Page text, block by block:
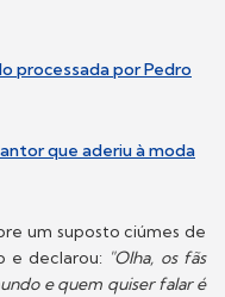
processada por Pedro
que aderiu à moda
um suposto ciúmes de
e declarou: "Olha, os fãs
e quem quiser falar é